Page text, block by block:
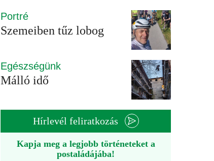
Portré
Szemeiben tűz lobog
Egészségünk
Málló idő
Hírlevél feliratkozás
Kapja meg a legjobb történeteket a
postaládájába!